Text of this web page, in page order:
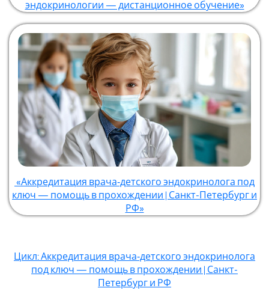
эндокринологии — дистанционное обучение»
«Аккредитация врача‑детского эндокринолога под
ключ — помощь в прохождении | Санкт-Петербург и
РФ»
Цикл: Аккредитация врача‑детского эндокринолога
под ключ — помощь в прохождении | Санкт-
Петербург и РФ